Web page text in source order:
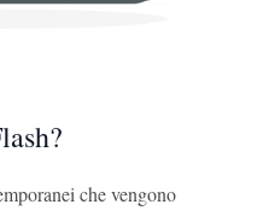
che vengono